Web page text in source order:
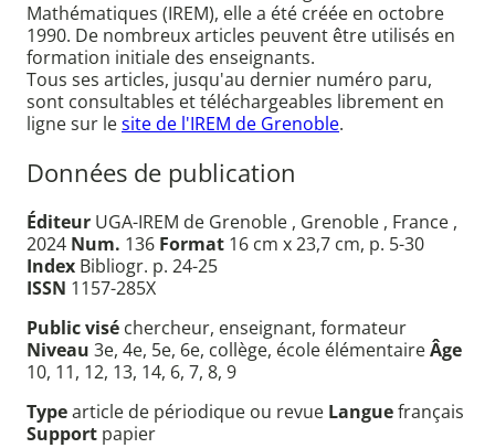
Mathématiques (IREM), elle a été créée en octobre
1990. De nombreux articles peuvent être utilisés en
formation initiale des enseignants.
Tous ses articles, jusqu'au dernier numéro paru,
sont consultables et téléchargeables librement en
ligne sur lesite de l'IREM de Grenoble.
Données de publication
Éditeur UGA-IREM de Grenoble , Grenoble , France ,
2024 Num. 136 Format 16 cm x 23,7 cm, p. 5-30
Index Bibliogr. p. 24-25
ISSN 1157-285X
Public visé chercheur, enseignant, formateur
Niveau 3e, 4e, 5e, 6e, collège, école élémentaireÂge
10, 11, 12, 13, 14, 6, 7, 8, 9
Typearticle de périodique ou revue Languefrançais
Support papier